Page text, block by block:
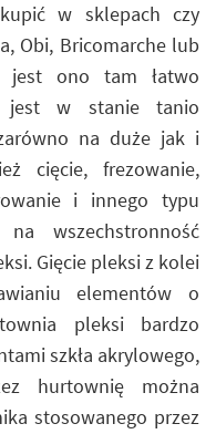
w sklepach czy
Obi, Bricomarche lub
jest ono tam łatwo
jest w stanie tanio
na duże jak i
cięcie, frezowanie,
i innego typu
wszechstronność
Gięcie pleksi z kolei
elementów o
pleksi bardzo
szkła akrylowego,
hurtownię można
stosowanego przez